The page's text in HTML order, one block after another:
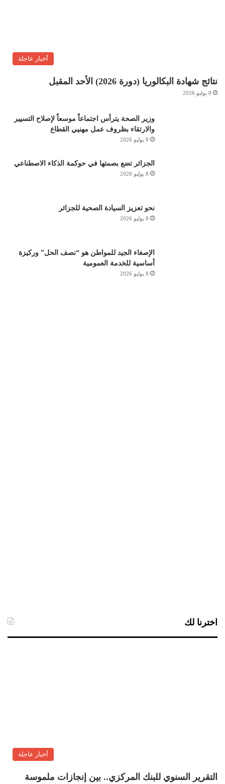
أخبار عاجلة
نتائج شهادة البكالوريا (دورة 2026) الأحد المقبل
8 يوليو 2026
وزير الصحة يترأس اجتماعاً موسعاً لإصلاح التسيير
والارتقاء بظروف عمل مهنيي القطاع
8 يوليو 2026
الجزائر تضع بصمتها في حوكمة الذكاء الاصطناعي
8 يوليو 2026
نحو تعزيز السيادة الصحية للجزائر
8 يوليو 2026
الإصغاء الجيد للمواطن هو “نصف الحل” وركيزة
أساسية للخدمة العمومية
8 يوليو 2026
اخترنا لك
أخبار عاجلة
التقرير السنوي للبنك المركزي.. بين إنجازات ملموسة